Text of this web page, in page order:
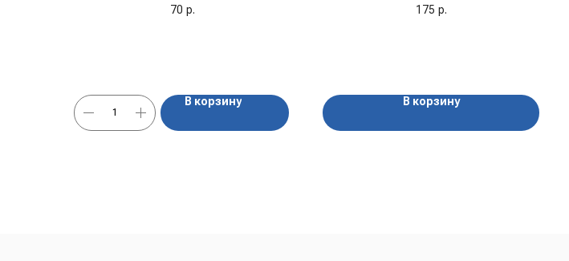
идеально круглой шапочкой наверху. Глазурь
70 р.
В корзину
175 р.
В корзину